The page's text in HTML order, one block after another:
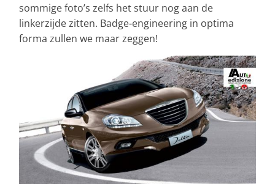
sommige foto’s zelfs het stuur nog aan de
linkerzijde zitten. Badge-engineering in optima
forma zullen we maar zeggen!